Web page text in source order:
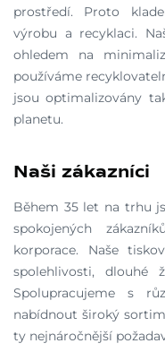
prostředí. Proto
výrobu a recyklaci.
ohledem na
používáme
jsou optimalizovány
planetu.
Naši zákazníci
Během 35 let na trhu
spokojených
korporace. Naše
spolehlivosti, dlouhé
Spolupracujeme s
nabídnout široký
ty nejnáročnější